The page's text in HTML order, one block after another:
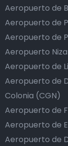
Aeropuerto de
Aeropuerto de
Aeropuerto de
Aeropuerto
Aeropuerto de
Aeropuerto de
Colonia (CGN)
Aeropuerto de
Aeropuerto de
Aeropuerto de